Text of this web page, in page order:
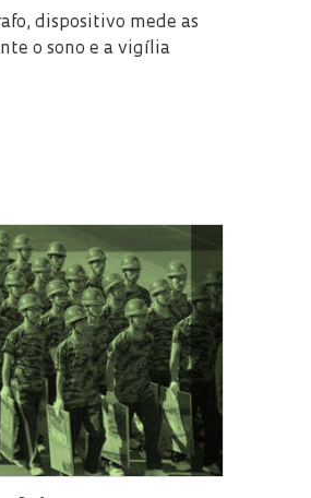
dispositivo mede as
o sono e a vigília